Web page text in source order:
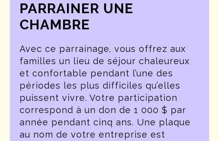
PARRAINER UNE
CHAMBRE
Avec ce parrainage, vous offrez aux
familles un lieu de séjour chaleureux
et confortable pendant l’une des
périodes les plus difficiles qu’elles
puissent vivre. Votre participation
correspond à un don de 1 000 $ par
année pendant cinq ans. Une plaque
au nom de votre entreprise est